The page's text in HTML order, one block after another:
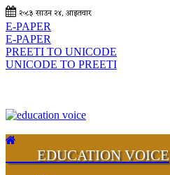
२०८३ साउन २४, आइतवार
E-PAPER
E-PAPER
PREETI TO UNICODE
UNICODE TO PREETI
EDUCATION VOICE